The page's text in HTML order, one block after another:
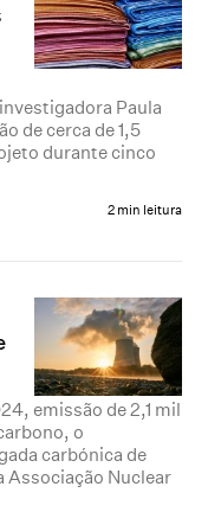
Paula
de cerca de 1,5
durante cinco
2 min leitura
emissão de 2,1 mil
o
carbónica de
Associação Nuclear